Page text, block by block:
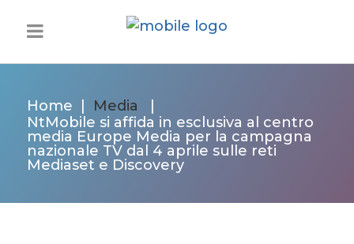
Home Media
NtMobile si affida in esclusiva al centro
media Europe Media per la campagna
nazionale TV dal 4 aprile sulle reti
Mediaset e Discovery